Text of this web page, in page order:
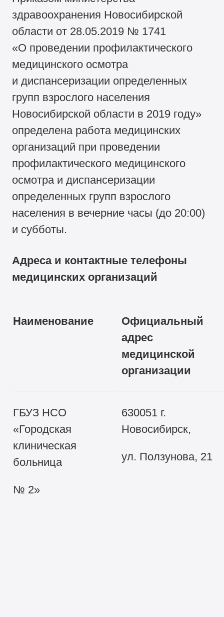
здравоохранения Новосибирской
области от 28.05.2019 № 1741
«О проведении профилактического
медицинского осмотра
и диспансеризации определенных
групп взрослого населения
Новосибирской области в 2019 году»
определена работа медицинских
организаций при проведении
профилактического медицинского
осмотра и диспансеризации
определенных групп взрослого
населения в вечерние часы (до 20:00)
и субботы.
Адреса и контактные телефоны
медицинских организаций
Наименование
Официальный
адрес
медицинской
организации
ГБУЗ НСО
«Городская
клиническая
больница
№ 2»
630051 г.
Новосибирск,
ул. Ползунова, 21